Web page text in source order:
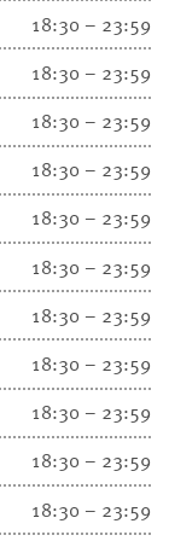
18:30 – 23:59
18:30 – 23:59
18:30 – 23:59
18:30 – 23:59
18:30 – 23:59
18:30 – 23:59
18:30 – 23:59
18:30 – 23:59
18:30 – 23:59
18:30 – 23:59
18:30 – 23:59